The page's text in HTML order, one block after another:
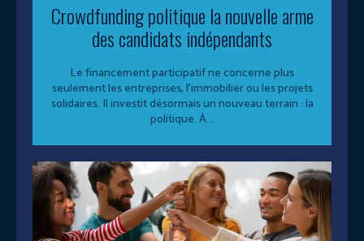
Crowdfunding politique la nouvelle arme
des candidats indépendants
Le financement participatif ne concerne plus
seulement les entreprises, l’immobilier ou les projets
solidaires. Il investit désormais un nouveau terrain : la
politique. À...